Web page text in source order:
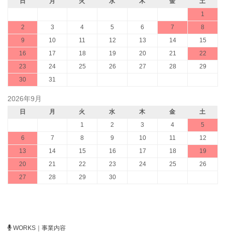
1
2
3 4 5 6 7
8
9
10 11 12 13 14
15
16
17 18 19 20 21
22
23
24 25 26 27 28
29
30
31
2026年9月
日 月 火 水 木 金
土
1
2 3 4
5
6
7 8 9 10 11
12
13
14 15 16 17 18
19
20
21 22 23 24 25
26
27
28 29 30
WORKS｜事業内容